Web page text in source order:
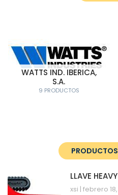
WATTS IND. IBERICA,
S.A.
9 PRODUCTOS
PRODUCTOS
LLAVE
xsi febrero